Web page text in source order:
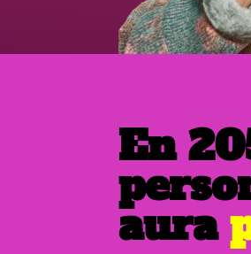
En
aura